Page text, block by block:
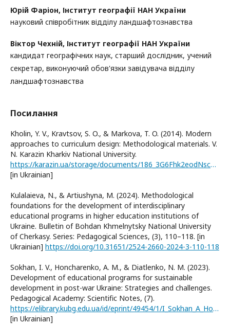
Юрій Фаріон, Інститут географії НАН України
науковий співробітник відділу ландшафтознавства
Віктор Чехній, Інститут географії НАН України
кандидат географічних наук, старший дослідник, учений
секретар, виконуючий обов'язки завідувача відділу
ландшафтознавства
Посилання
Kholin, Y. V., Kravtsov, S. O., & Markova, T. O. (2014). Modern
approaches to curriculum design: Methodological materials. V.
N. Karazin Kharkiv National University.
https://karazin.ua/storage/documents/186_3G6Fhk2eodNscVNvvW9FP4XDN.pdf
[in Ukrainian]
Kulalaieva, N., & Artiushyna, M. (2024). Methodological
foundations for the development of interdisciplinary
educational programs in higher education institutions of
Ukraine. Bulletin of Bohdan Khmelnytsky National University
of Cherkasy. Series: Pedagogical Sciences, (3), 110–118. [in
Ukrainian] https://doi.org/10.31651/2524-2660-2024-3-110-118
Sokhan, I. V., Honcharenko, A. M., & Diatlenko, N. M. (2023).
Development of educational programs for sustainable
development in post-war Ukraine: Strategies and challenges.
Pedagogical Academy: Scientific Notes, (7).
https://elibrary.kubg.edu.ua/id/eprint/49454/1/I_Sokhan_A_Honcharenko_N_Diatlenko_PANZ_7_IPO.pdf
[in Ukrainian]